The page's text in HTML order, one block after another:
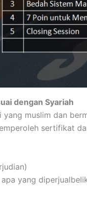
dengan Syariah
yang muslim dan
sertifikat
yang